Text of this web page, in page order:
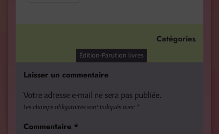
Catégories
Édition-Parution livres
Laisser un commentaire
Votre adresse e-mail ne sera pas publiée.
Les champs obligatoires sont indiqués avec *
Commentaire *